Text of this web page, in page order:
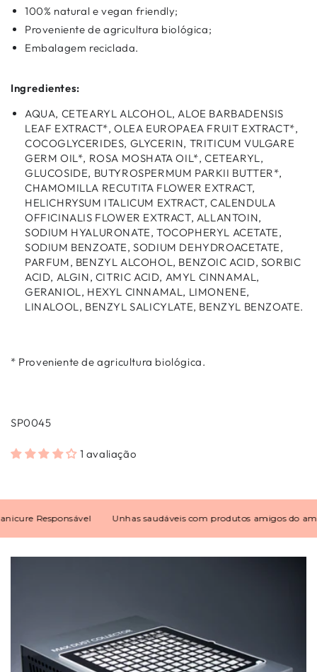
100% natural e vegan friendly;
Proveniente de agricultura biológica;
Embalagem reciclada.
Ingredientes:
AQUA, CETEARYL ALCOHOL, ALOE BARBADENSIS
LEAF EXTRACT*, OLEA EUROPAEA FRUIT EXTRACT*,
COCOGLYCERIDES, GLYCERIN, TRITICUM VULGARE
GERM OIL*, ROSA MOSHATA OIL*, CETEARYL,
GLUCOSIDE, BUTYROSPERMUM PARKII BUTTER*,
CHAMOMILLA RECUTITA FLOWER EXTRACT,
HELICHRYSUM ITALICUM EXTRACT, CALENDULA
OFFICINALIS FLOWER EXTRACT, ALLANTOIN,
SODIUM HYALURONATE, TOCOPHERYL ACETATE,
SODIUM BENZOATE, SODIUM DEHYDROACETATE,
PARFUM, BENZYL ALCOHOL, BENZOIC ACID, SORBIC
ACID, ALGIN, CITRIC ACID, AMYL CINNAMAL,
GERANIOL, HEXYL CINNAMAL, LIMONENE,
LINALOOL, BENZYL SALICYLATE, BENZYL BENZOATE.
* Proveniente de agricultura biológica.
SP0045
1 avaliação
Responsável Unhas saudáveis com produtos amigos do